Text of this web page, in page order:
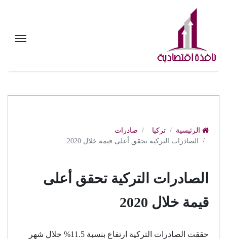
تركيا
صادرات
الصادرات التركية تحقق أعلى قيمة خلال 2020
الصادرات التركية تحقق أعلى
قيمة خلال 2020
حققت الصادرات التركية ارتفاع بنسبة 11.5% خلال شهر